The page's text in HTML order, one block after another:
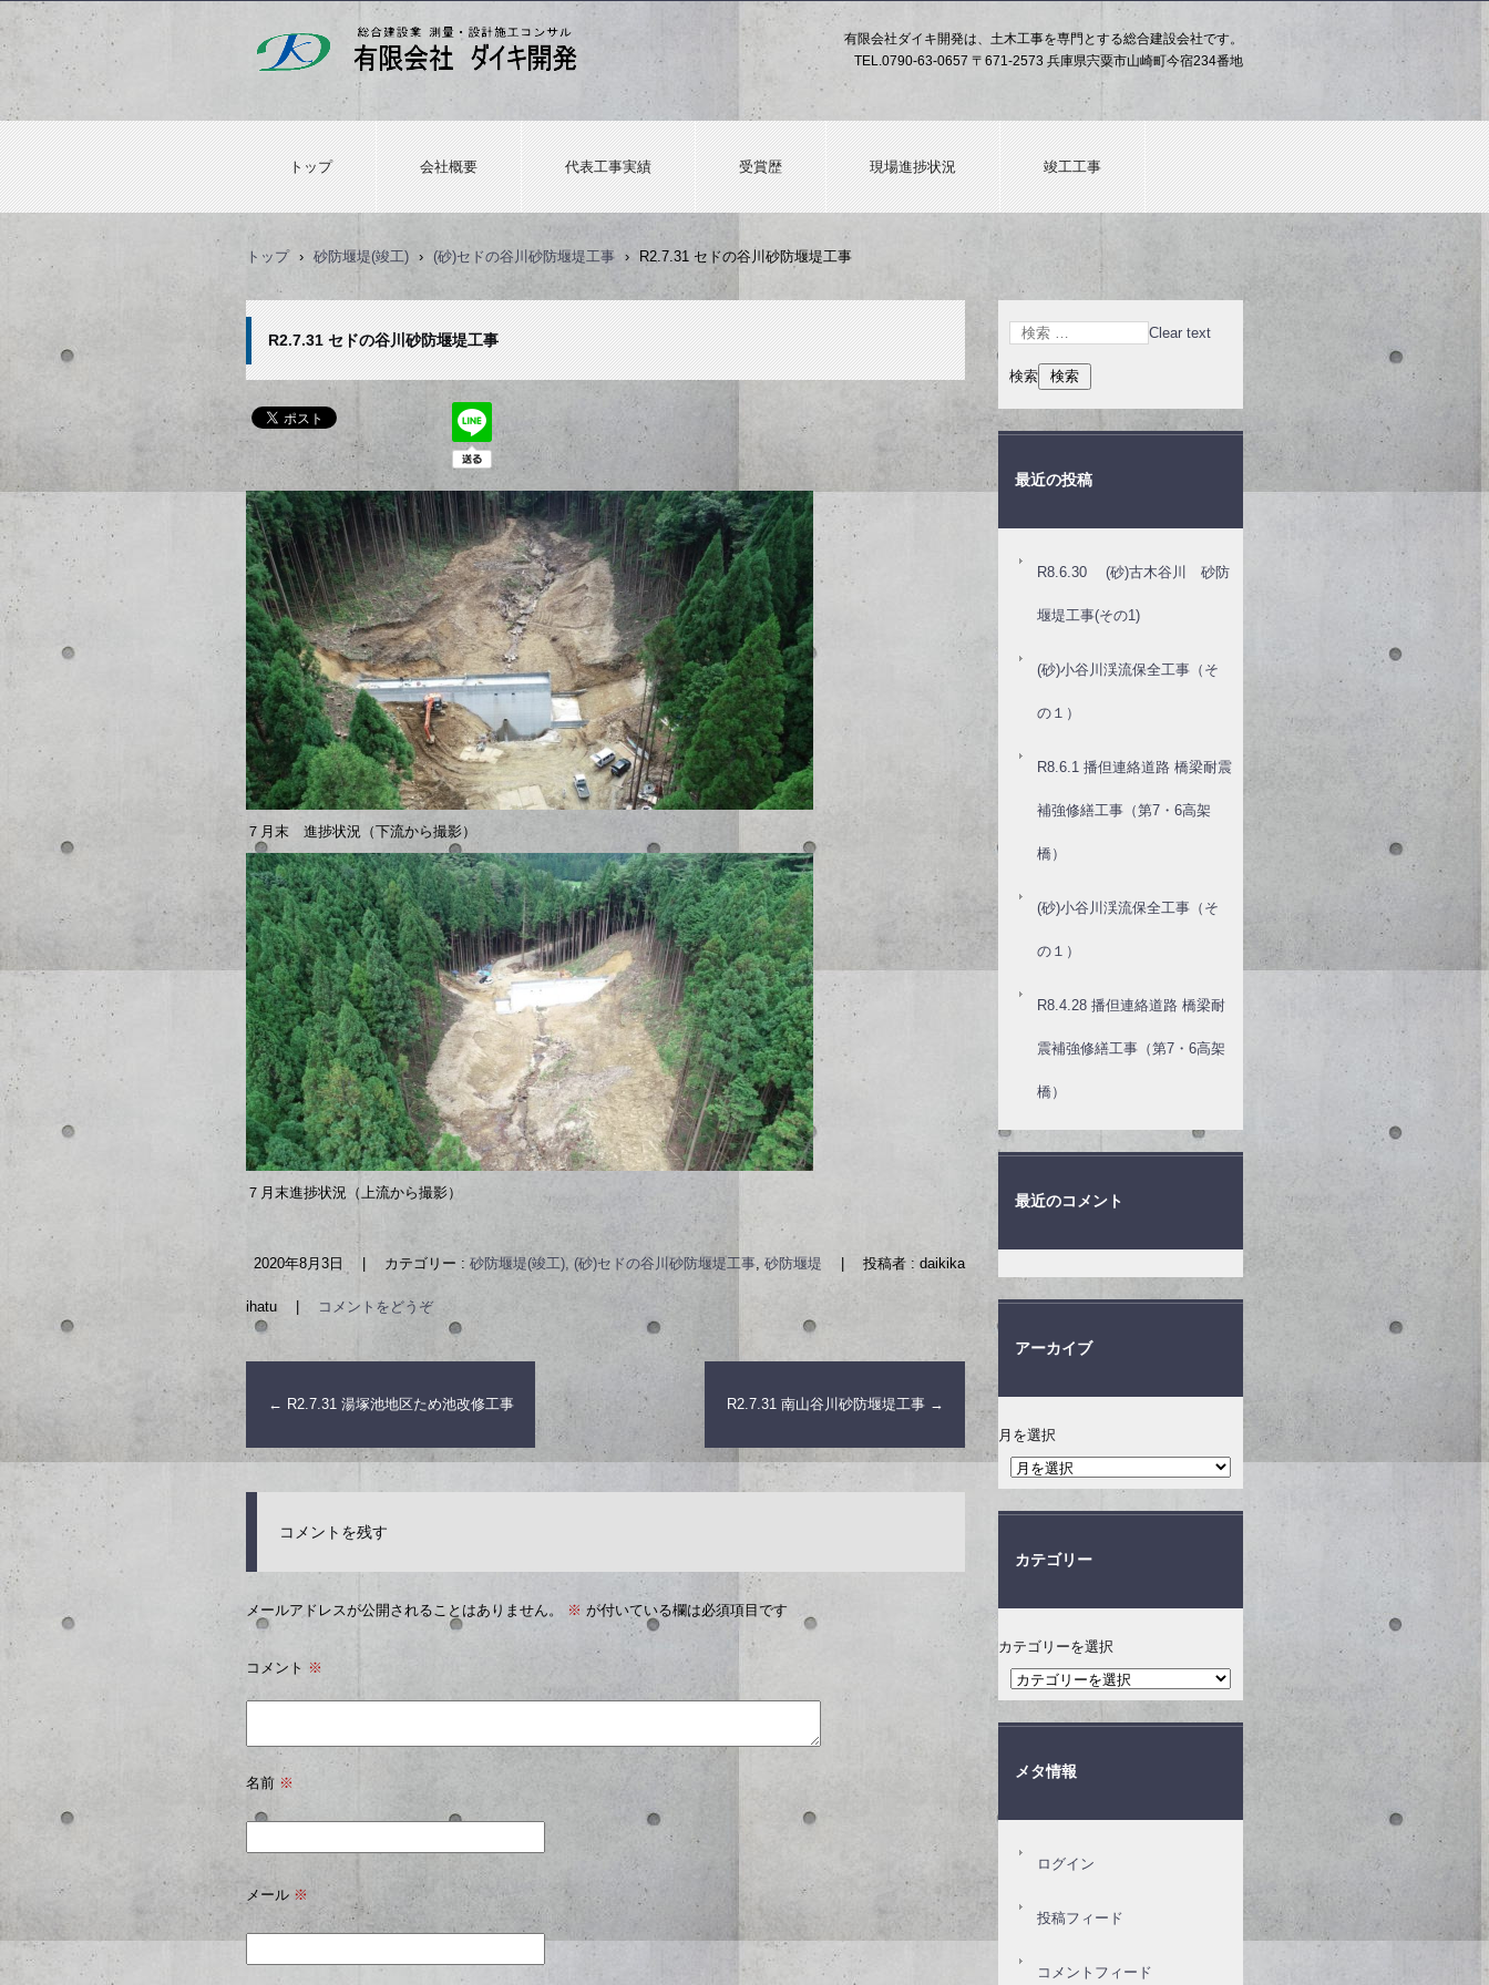
有限会社ダイキ開発は、土木工事を専門とする総合建設会社です。
TEL. 0790-63-0657 〒671-2573 兵庫県宍粟市山崎町今宿234番地
トップ 会社概要 代表工事実績 受賞歴 現場進捗状況 竣工工事
トップ › 砂防堰堤(竣工) › (砂)セドの谷川砂防堰堤工事 › R2.7.31 セドの谷川砂防堰堤工事
R2.7.31 セドの谷川砂防堰堤工事
７月末 進捗状況（下流から撮影）
７月末進捗状況（上流から撮影）
2020年8月3日 カテゴリー : 砂防堰堤(竣工), (砂)セドの谷川砂防堰堤工事, 砂防堰堤 投稿者 : daikika
ihatu コメントをどうぞ
← R2.7.31 湯塚池地区ため池改修工事 R2.7.31 南山谷川砂防堰堤工事 →
コメントを残す
メールアドレスが公開されることはありません。 ※ が付いている欄は必須項目です
コメント ※
名前 ※
メール ※
Clear text
検索
最近の投稿
R8.6.30 (砂)古木谷川 砂防
堰堤工事(その1)
(砂)小谷川渓流保全工事（そ
の１）
R8.6.1 播但連絡道路 橋梁耐震
補強修繕工事（第7・6高架
橋）
(砂)小谷川渓流保全工事（そ
の１）
R8.4.28 播但連絡道路 橋梁耐
震補強修繕工事（第7・6高架
橋）
最近のコメント
アーカイブ
月を選択
カテゴリー
カテゴリーを選択
メタ情報
ログイン
投稿フィード
コメントフィード